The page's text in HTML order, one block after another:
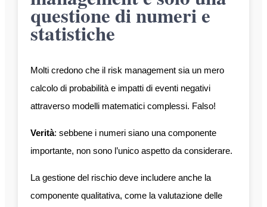
questione di numeri e
statistiche
Molti credono che il risk management sia un mero
calcolo di probabilità e impatti di eventi negativi
attraverso modelli matematici complessi. Falso!
Verità: sebbene i numeri siano una componente
importante, non sono l’unico aspetto da considerare.
La gestione del rischio deve includere anche la
componente qualitativa, come la valutazione delle